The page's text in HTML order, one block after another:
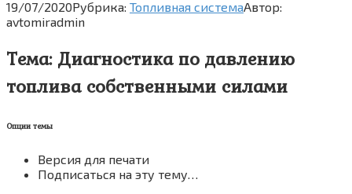
19/07/2020Рубрика: Топливная системаАвтор:
avtomiradmin
Тема: Диагностика по давлению
топлива собственными силами
Опции темы
Версия для печати
Подписаться на эту тему…